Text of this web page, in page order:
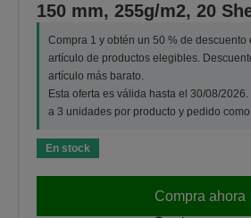
150 mm, 255g/m2, 20
Compra 1 y obtén un 50 % de descuento
artículo de productos elegibles.
artículo más barato.
Esta oferta es válida hasta el 30/08/
a 3 unidades por producto y pedido
En stock
Compra ahora